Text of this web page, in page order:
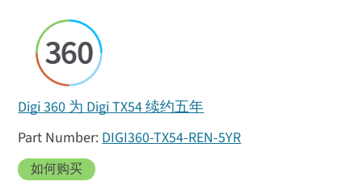
Digi 360 为 Digi TX54 续约五年
DIGI360-TX54-REN-5YR
如何购买